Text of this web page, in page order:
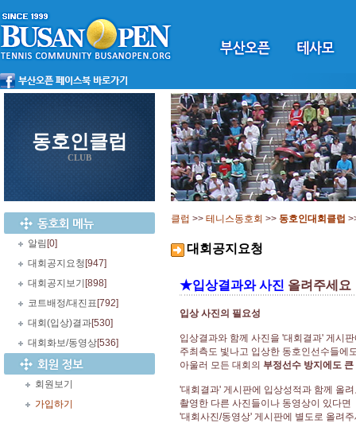
동호인클럽
CLUB
알림 [0]
대회공지요청 [947]
대회공지보기 [898]
코트배정/대진표 [792]
대회(입상)결과[530]
대회화보/동영상[536]
회원보기
가입하기
클럽 >> 테니스동호회 >> 동호인대회클럽
대회공지요청
★입상결과와 사진 올려주세요
입상 사진의 필요성
입상결과와 함께 사진을 '대회결과' 게시
주최측도 빛나고 입상한 동호인선수들에
아울러 모든 대회의 부정선수 방지에도
'대회결과' 게시판에 입상성적과 함께 올
촬영한 다른 사진들이나 동영상이 있다면
'대회사진/동영상' 게시판에 별도로 올려